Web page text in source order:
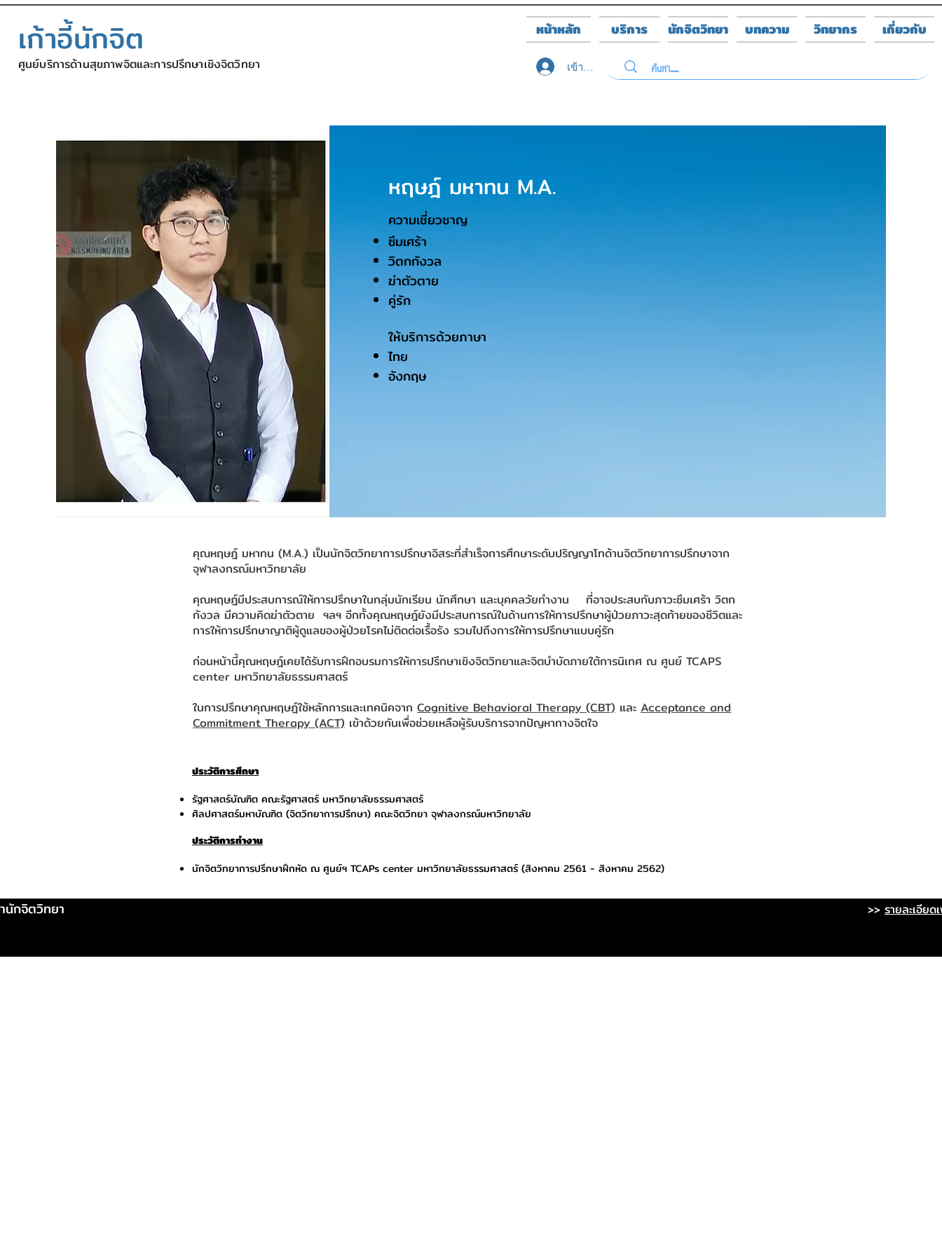
เก้าอี้นักจิต
ศูนย์บริการด้านสุขภาพจิตและการปรึกษาเชิงจิตวิทยา
หน้าหลัก บริการ นักจิตวิทยา บทความ วิทยากร เกี่ยวกับ
เข้าสู่ระบบ
หฤษฎ์ มหาทน M.A.
ความเชี่ยวชาญ
ซึมเศร้า
วิตกกังวล
ฆ่าตัวตาย
คู่รัก
ให้บริการด้วยภาษา
ไทย
อังกฤษ
คุณหฤษฎ์ มหาทน (M.A.) เป็นนักจิตวิทยาการปรึกษาอิสระที่สำเร็จการศึกษาระดับปริญญาโทด้านจิตวิทยาการปรึกษาจาก
จุฬาลงกรณ์มหาวิทยาลัย
คุณหฤษฎ์มีประสบการณ์ให้การปรึกษาในกลุ่มนักเรียน นักศึกษา และบุคคลวัยทำงาน ที่อาจประสบกับภาวะซึมเศร้า วิตก
กังวล มีความคิดฆ่าตัวตาย ฯลฯ อีกทั้งคุณหฤษฎ์ยังมีประสบการณ์ในด้านการให้การปรึกษาผู้ป่วยภาวะสุดท้ายของชีวิตและ
การให้การปรึกษาญาติผู้ดูแลของผู้ป่วยโรคไม่ติดต่อเรื้อรัง รวมไปถึงการให้การปรึกษาแบบคู่รัก
ก่อนหน้านี้คุณหฤษฎ์เคยได้รับการฝึกอบรมการให้การปรึกษาเชิงจิตวิทยาและจิตบำบัดภายใต้การนิเทศ ณ ศูนย์ TCAPS
center มหาวิทยาลัยธรรมศาสตร์
ในการปรึกษาคุณหฤษฎ์ใช้หลักการและเทคนิคจาก Cognitive Behavioral Therapy (CBT) และ Acceptance and
Commitment Therapy (ACT) เข้าด้วยกันเพื่อช่วยเหลือผู้รับบริการจากปัญหาทางจิตใจ
ประวัติการศึกษา
รัฐศาสตร์บัณฑิต คณะรัฐศาสตร์ มหาวิทยาลัยธรรมศาสตร์
ศิลปศาสตร์มหาบัณฑิต (จิตวิทยาการปรึกษา) คณะจิตวิทยา จุฬาลงกรณ์มหาวิทยาลัย
ประวัติการทำงาน
นักจิตวิทยาการปรึกษาฝึกหัด ณ ศูนย์ฯ TCAPs center มหาวิทยาลัยธรรมศาสตร์ (สิงหาคม 2561 - สิงหาคม 2562)
นักจิตวิทยา >> รายละเอียด